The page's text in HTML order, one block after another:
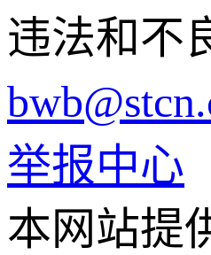
违法和不
举报中心
本网站提